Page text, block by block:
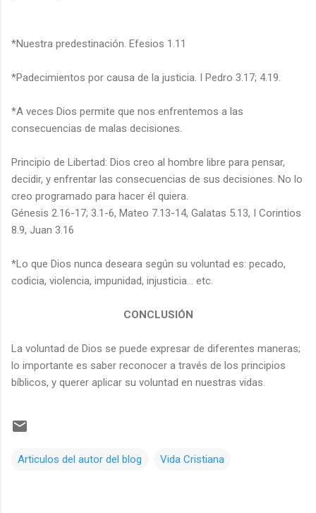
*Nuestra predestinación. Efesios 1.11
*Padecimientos por causa de la justicia. I Pedro 3.17; 4.19.
*A veces Dios permite que nos enfrentemos a las
consecuencias de malas decisiones.
Principio de Libertad: Dios creo al hombre libre para pensar,
decidir, y enfrentar las consecuencias de sus decisiones. No lo
creo programado para hacer él quiera.
Génesis 2.16-17; 3.1-6, Mateo 7.13-14, Galatas 5.13, I Corintios
8.9, Juan 3.16
*Lo que Dios nunca deseara según su voluntad es: pecado,
codicia, violencia, impunidad, injusticia… etc.
CONCLUSIÓN
La voluntad de Dios se puede expresar de diferentes maneras;
lo importante es saber reconocer a través de los principios
bíblicos, y querer aplicar su voluntad en nuestras vidas.
Articulos del autor del blog Vida Cristiana